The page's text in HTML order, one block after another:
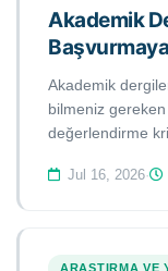
Akademik
Akademik
bilmeniz
değerlendirme
Jul 16, 2026·
ARAŞTIRMA VE